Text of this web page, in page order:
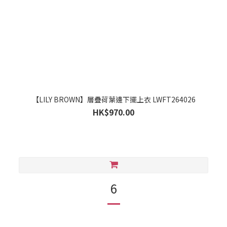
【LILY BROWN】層疊荷葉邊下擺上衣 LWFT264026
HK$970.00
6